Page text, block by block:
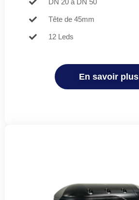
DN 20 à DN 50
Tête de 45mm
12 Leds
En savoir plus